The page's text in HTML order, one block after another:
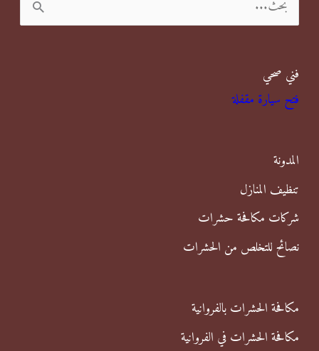
ل
ح
ث
ن
فني صحي
فتح سيارة مقفلة
المدونة
تنظيف المنازل
شركات مكافحة حشرات
نصائح للتخلص من الحشرات
مكافحة الحشرات بالفروانية
مكافحة الحشرات في الفروانية